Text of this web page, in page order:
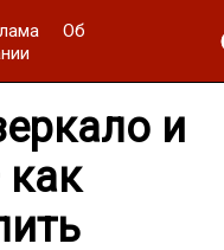
Об
и